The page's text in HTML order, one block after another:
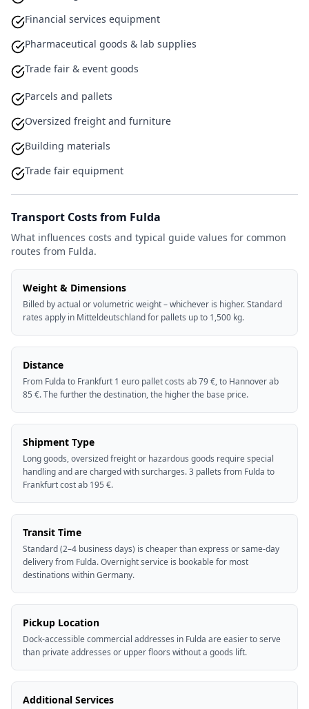
Financial services equipment
Pharmaceutical goods & lab supplies
Trade fair & event goods
Parcels and pallets
Oversized freight and furniture
Building materials
Trade fair equipment
Transport Costs from Fulda
What influences costs and typical guide values for common
routes from Fulda.
Weight & Dimensions
Billed by actual or volumetric weight – whichever is higher. Standard
rates apply in Mitteldeutschland for pallets up to 1,500 kg.
Distance
From Fulda to Frankfurt 1 euro pallet costs ab 79 €, to Hannover ab
85 €. The further the destination, the higher the base price.
Shipment Type
Long goods, oversized freight or hazardous goods require special
handling and are charged with surcharges. 3 pallets from Fulda to
Frankfurt cost ab 195 €.
Transit Time
Standard (2–4 business days) is cheaper than express or same-day
delivery from Fulda. Overnight service is bookable for most
destinations within Germany.
Pickup Location
Dock-accessible commercial addresses in Fulda are easier to serve
than private addresses or upper floors without a goods lift.
Additional Services